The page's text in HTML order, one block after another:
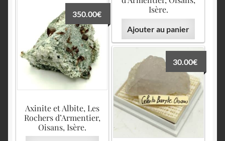
Isère.
Ajouter au panier
Axinite et Albite, Les
Rochers d’Armentier,
Oisans, Isère.
350.00€
30.00€